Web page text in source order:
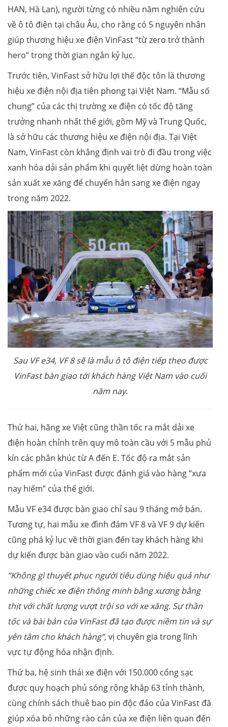
HAN, Hà Lan), người từng có nhiều năm nghiên cứu
về ô tô điện tại châu Âu, cho rằng có 5 nguyên nhân
giúp thương hiệu xe điện VinFast “từ zero trở thành
hero” trong thời gian ngắn kỷ lục.
Trước tiên, VinFast sở hữu lợi thế độc tôn là thương
hiệu xe điện nội địa tiên phong tại Việt Nam. “Mẫu số
chung” của các thị trường xe điện có tốc độ tăng
trưởng nhanh nhất thế giới, gồm Mỹ và Trung Quốc,
là sở hữu các thương hiệu xe điện nội địa. Tại Việt
Nam, VinFast còn khẳng định vai trò đi đầu trong việc
xanh hóa dải sản phẩm khi quyết liệt dừng hoàn toàn
sản xuất xe xăng để chuyển hẳn sang xe điện ngay
trong năm 2022.
Sau VF e34, VF 8 sẽ là mẫu ô tô điện tiếp theo được
VinFast bàn giao tới khách hàng Việt Nam vào cuối
năm nay.
Thứ hai, hãng xe Việt cũng thần tốc ra mắt dải xe
điện hoàn chỉnh trên quy mô toàn cầu với 5 mẫu phủ
kín các phân khúc từ A đến E. Tốc độ ra mắt sản
phẩm mới của VinFast được đánh giá vào hàng “xưa
nay hiếm” của thế giới.
Mẫu VF e34 được bàn giao chỉ sau 9 tháng mở bán.
Tương tự, hai mẫu xe đình đám VF 8 và VF 9 dự kiến
cũng phá kỷ lục về thời gian đến tay khách hàng khi
dự kiến được bàn giao vào cuối năm 2022.
“Không gì thuyết phục người tiêu dùng hiệu quả như
những chiếc xe điện thông minh bằng xương bằng
thịt với chất lượng vượt trội so với xe xăng. Sự thần
tốc và bài bản của VinFast đã tạo được niềm tin và sự
yên tâm cho khách hàng”,vị chuyên gia trong lĩnh
vực tự động hóa nhận định.
Thứ ba, hệ sinh thái xe điện với 150.000 cổng sạc
được quy hoạch phủ sóng rộng khắp 63 tỉnh thành,
cùng chính sách thuê bao pin độc đáo của VinFast đã
giúp xóa bỏ những rào cản của xe điện liên quan đến